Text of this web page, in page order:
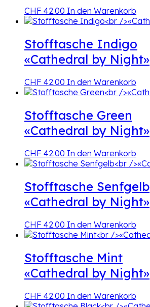
CHF 42.00 In den Warenkorb
Stofftasche Indigo
«Cathedral by Night»
CHF 42.00 In den Warenkorb
Stofftasche Green
«Cathedral by Night»
CHF 42.00 In den Warenkorb
Stofftasche Senfgelb
«Cathedral by Night»
CHF 42.00 In den Warenkorb
Stofftasche Mint
«Cathedral by Night»
CHF 42.00 In den Warenkorb